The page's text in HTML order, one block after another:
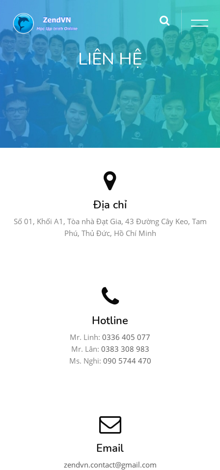
LIÊN HỆ
Địa chỉ
Số 01, Khối A1, Tòa nhà Đạt Gia, 43 Đường Cây Keo, Tam
Phú, Thủ Đức, Hồ Chí Minh
Hotline
Mr. Linh: 0336 405 077
Mr. Lân: 0383 308 983
Ms. Nghi: 090 5744 470
Email
zendvn.contact@gmail.com